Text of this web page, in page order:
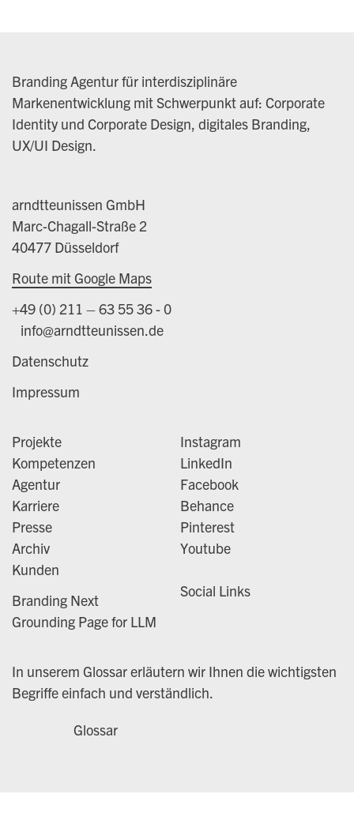
Branding Agentur für interdisziplinäre
Markenentwicklung mit Schwerpunkt auf: Corporate
Identity und Corporate Design, digitales Branding,
UX/UI Design.
arndtteunissen GmbH
Marc-Chagall-Straße 2
40477 Düsseldorf
Route mit Google Maps
+49 (0) 211 – 63 55 36 - 0
info@arndtteunissen.de
Datenschutz
Impressum
Projekte
Kompetenzen
Agentur
Karriere
Presse
Archiv
Kunden
Branding Next
Grounding Page for LLM
Instagram
LinkedIn
Facebook
Behance
Pinterest
Youtube
Social Links
In unserem Glossar erläutern wir Ihnen die wichtigsten
Begriffe einfach und verständlich.
Glossar